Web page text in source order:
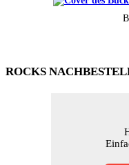
ROCKS